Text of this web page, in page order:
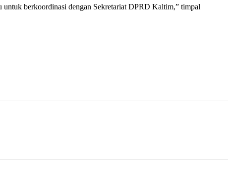
untuk berkoordinasi dengan Sekretariat DPRD Kaltim,” timpal